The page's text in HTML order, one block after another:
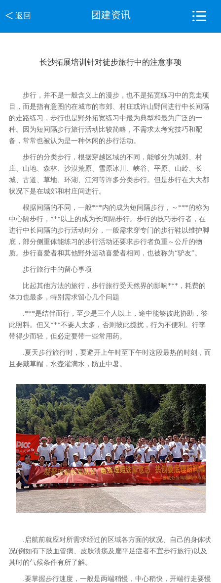
< 返回 团建资讯
长沙拓展培训针对徒步旅行中的注意事项
步行，并不是一般含义上的漫步，也不是拓宽练习中的竞走项
目，而是指有意图的在城市的市郊、村庄或许山野间进行中长间隔
的走路练习，步行也是野外拓宽练习中最为典型和最为广泛的一
种。因为短间隔步行旅行活动比较简略，不需求太考究技巧和配
备，常常也被认为是一种休闲的步行活动。
步行的分类步行，根据穿越区域的不同，能够分为城郊、村
庄、山地、森林、沙漠荒原、雪原冰川、峡谷、平原、山岭、长
城、古道、草地、环湖、江河等许多分类步行。但是步行在大大都
状况下是在城郊和村庄间进行。
根据间隔的不同，一般***内的成为短间隔步行，～***的称为
中心隔步行，***以上的成为长间隔步行。步行的技巧步行者，在
进行中长间隔的步行活动时分，一般需求穿专门的步行鞋以维护脚
底，部分侧重体能练习的步行活动还要求步行者负重～公斤的物
质。步行喜爱者和其他野外运动喜爱者相同，也被称为“驴友”。
步行旅行中的留心事项
比起其他方法的旅行，步行旅行受天然界的影响***，耗费的
体力也最多，特别需求留心几个问题
.***是结伴而行，至少是三个人以上，途中能够彼此协助，彼
此照料。但又***不要人太多，否则彼此搅扰，行为不便利。行李
带得少而轻，但必定要带一些常用药。
.夏天步行旅行时，要避开上午时至下午时这段最热的时刻，而
且要戴草帽，水壶灌满水，防止中暑。
.启航前就应对所需求经过的区域各方面的状况、自己的身体状
况(例如有下肢血管病、皮肤溃疡及扁平足症者不宜步行旅行)以及
其时的气候条件有所了解。
.要掌握步行速度，一般是两端稍慢，中心稍快，开端行走要慢